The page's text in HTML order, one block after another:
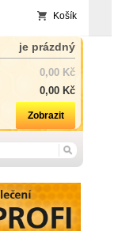
Košík
je prázdný
0,00 Kč
0,00 Kč
Zobrazit